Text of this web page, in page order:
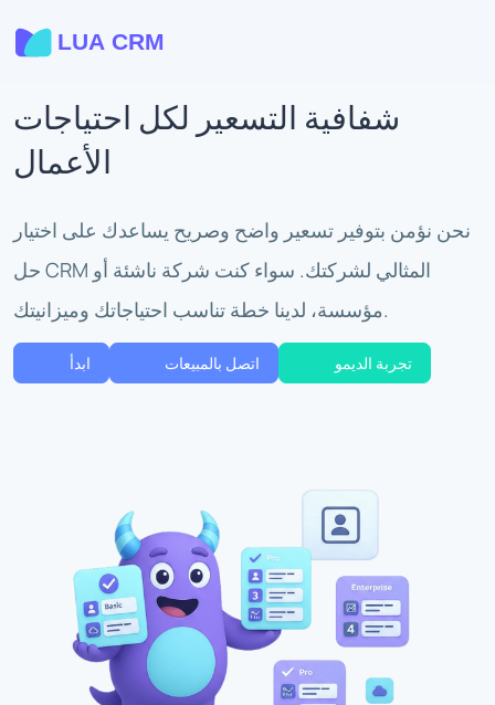
شفافية التسعير لكل احتياجات
الأعمال
نحن نؤمن بتوفير تسعير واضح وصريح يساعدك على اختيار
حل CRM المثالي لشركتك. سواء كنت شركة ناشئة أو
مؤسسة، لدينا خطة تناسب احتياجاتك وميزانيتك.
ابدأ اتصل بالمبيعات تجربة الديمو